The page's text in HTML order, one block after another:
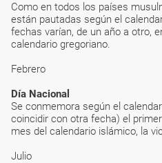
Como en todos los países
están pautadas según el
fechas varían, de un año a otro,
calendario gregoriano.
Febrero
Día Nacional
Se conmemora según el
coincidir con otra fecha) el
mes del calendario islámico, la
Julio